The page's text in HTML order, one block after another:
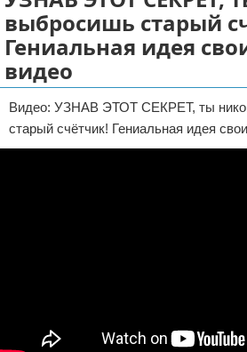
ДТП
Своими руками
Строительство и ремонт
Отказ от ответственности
выбросишь старый
Гениальная идея
видео
Видео: УЗНАВ ЭТОТ СЕКРЕТ, ты
старый счётчик! Гениальная идея